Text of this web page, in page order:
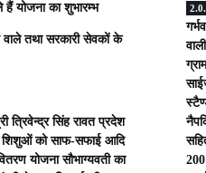
योजना का शुभारम्भ
तथा सरकारी सेवकों के
त्रिवेन्द्र सिंह रावत प्रदेश
शिशुओं को साफ-सफाई आदि
योजना सौभाग्यवती का